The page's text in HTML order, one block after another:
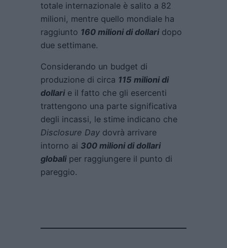
totale internazionale è salito a 82
milioni, mentre quello mondiale ha
raggiunto 160 milioni di dollaridopo
due settimane.
Considerando un budget di
produzione di circa 115 milioni di
dollarie il fatto che gli esercenti
trattengono una parte significativa
degli incassi, le stime indicano che
Disclosure Day dovrà arrivare
intorno ai 300 milioni di dollari
globaliper raggiungere il punto di
pareggio.